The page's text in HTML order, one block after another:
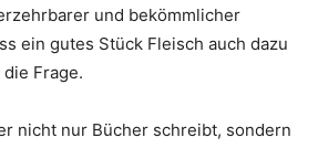
und bekömmlicher
ein gutes Stück Fleisch auch dazu
Frage.
nicht nur Bücher schreibt, sondern